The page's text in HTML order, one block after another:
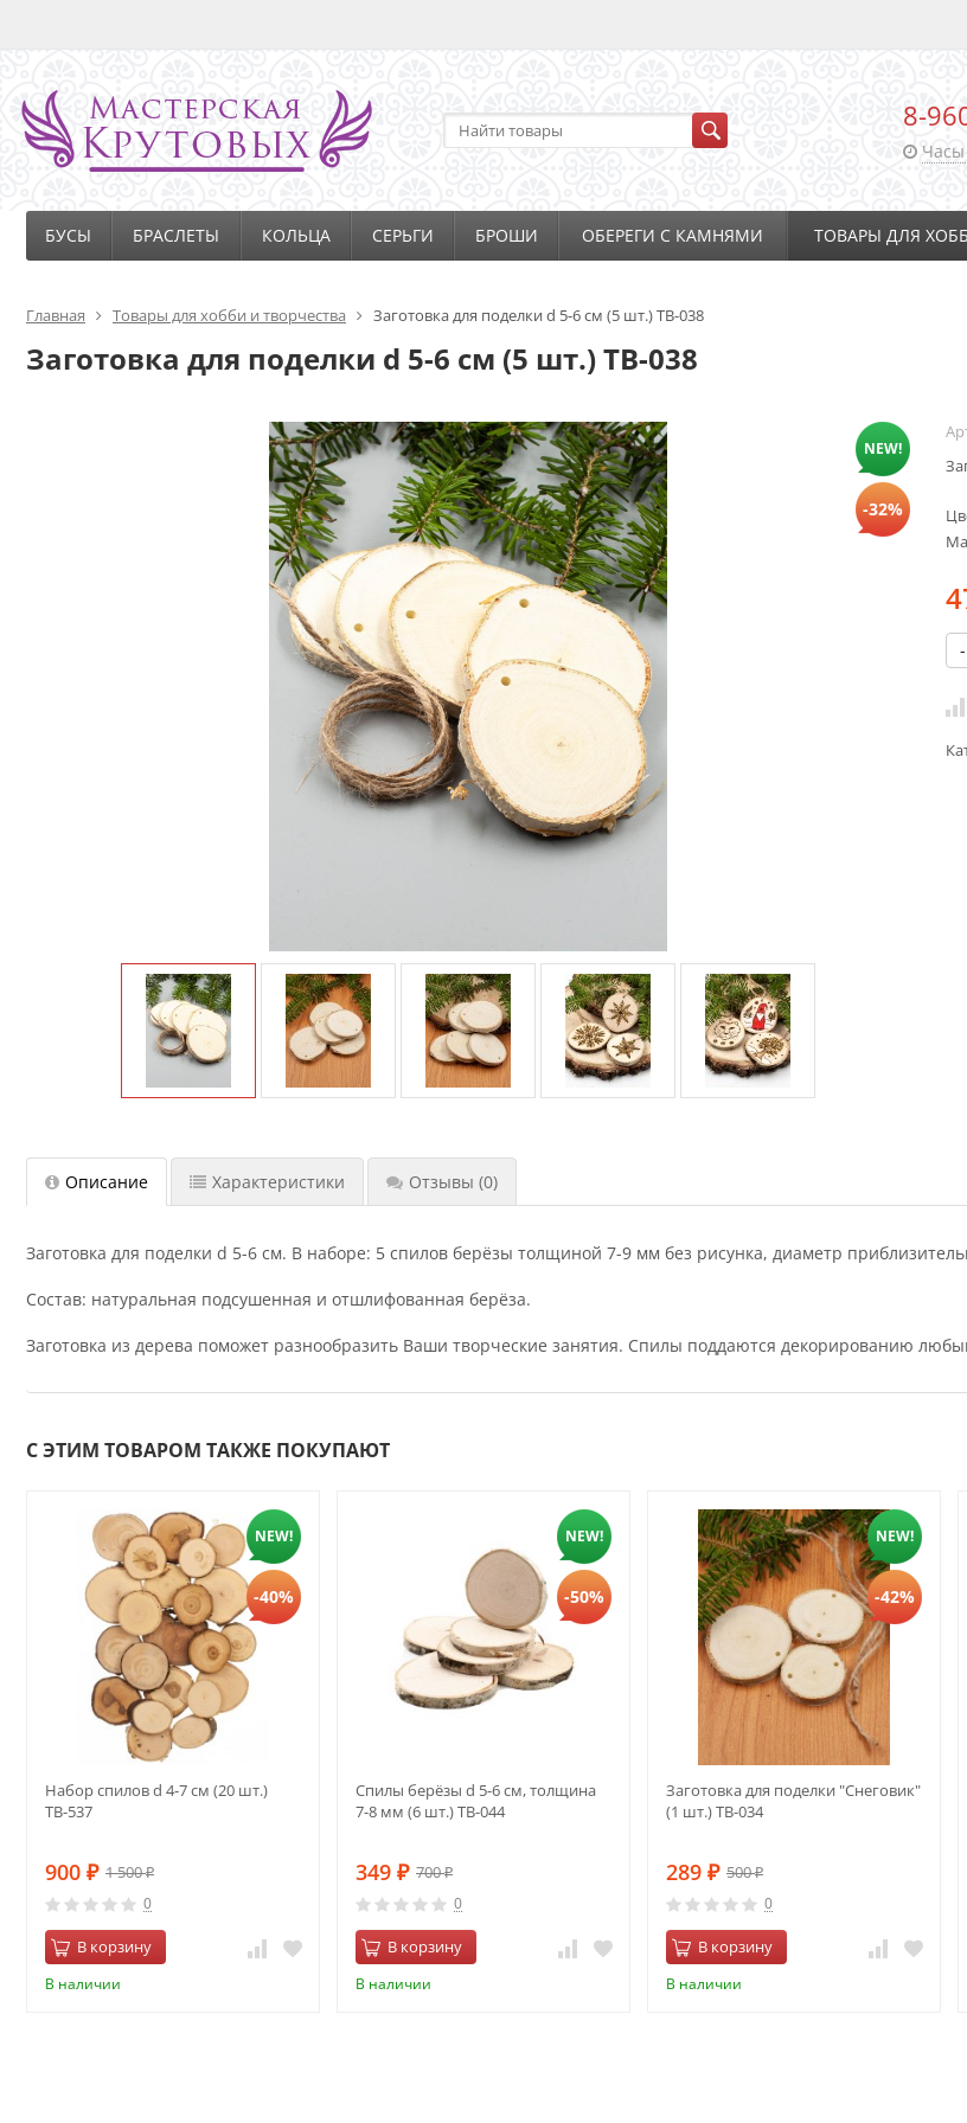
8-
БУСЫ БРАСЛЕТЫ КОЛЬЦА СЕРЬГИ БРОШИ ОБЕРЕГИ С КАМНЯМИ ТОВАРЫ ДЛЯ
Главная Товары для хобби и творчества Заготовка для поделки d 5-6 см (5 шт.) ТВ-038
Заготовка для поделки d 5-6 см (5 шт.) ТВ-038
NEW!
-32%
-
Описание Характеристики Отзывы (0)
Заготовка для поделки d 5-6 см. В наборе: 5 спилов берёзы толщиной 7-9 мм без рисунка, диаметр
Состав: натуральная подсушенная и отшлифованная берёза.
Заготовка из дерева поможет разнообразить Ваши творческие занятия. Спилы поддаются декорированию
С ЭТИМ ТОВАРОМ ТАКЖЕ ПОКУПАЮТ
NEW!
-40%
Набор спилов d 4-7 см (20 шт.)
ТВ-537
900 ₽ 1 500₽
0
В корзину
В наличии
NEW!
-50%
Спилы берёзы d 5-6 см, толщина
7-8 мм (6 шт.) ТВ-044
349 ₽ 700₽
0
В корзину
В наличии
NEW!
-42%
Заготовка для поделки "Снеговик"
(1 шт.) ТВ-034
289 ₽ 500₽
0
В корзину
В наличии